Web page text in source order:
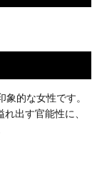
的な女性です。
出す官能性に、